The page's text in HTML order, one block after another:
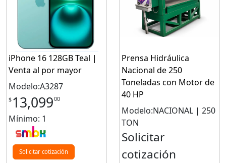
iPhone 16 128GB Teal |
Venta al por mayor
Modelo:A3287
$ 13,09900
Mínimo: 1
Solicitar cotización
Prensa Hidráulica
Nacional de 250
Toneladas con Motor de
40 HP
Modelo:NACIONAL | 250
TON
Solicitar
cotización